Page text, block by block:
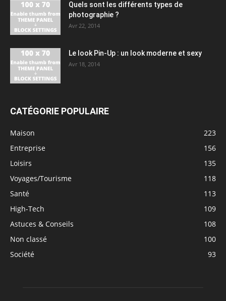
Quels sont les différents types de
photographie ?
Avr 22, 2014
Le look Pin-Up : un look moderne et sexy
Avr 18, 2014
CATÉGORIE POPULAIRE
Maison
223
Entreprise
156
Loisirs
135
Voyages/Tourisme
118
Santé
113
High-Tech
109
Astuces & Conseils
108
Non classé
100
Société
93